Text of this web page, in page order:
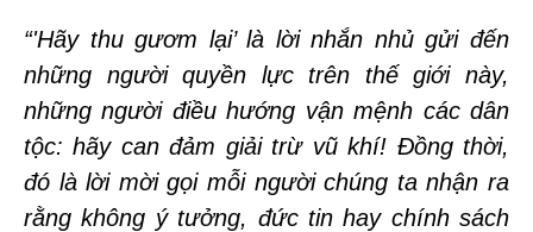
“'Hãy thu gươm lại’ là lời nhắn nhủ gửi đến
những người quyền lực trên thế giới này,
những người điều hướng vận mệnh các dân
tộc: hãy can đảm giải trừ vũ khí! Đồng thời,
đó là lời mời gọi mỗi người chúng ta nhận ra
rằng không ý tưởng, đức tin hay chính sách